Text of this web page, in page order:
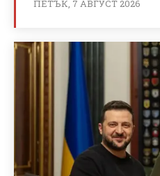
ПЕТЪК, 7 АВГУСТ 2026